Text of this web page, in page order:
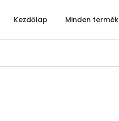
Kezdőlap Minden termék